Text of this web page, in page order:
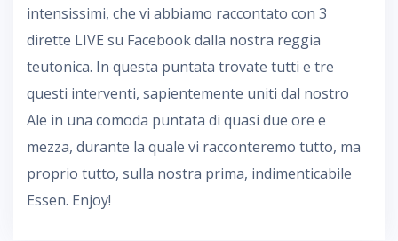
intensissimi, che vi abbiamo raccontato con 3
dirette LIVE su Facebook dalla nostra reggia
teutonica. In questa puntata trovate tutti e tre
questi interventi, sapientemente uniti dal nostro
Ale in una comoda puntata di quasi due ore e
mezza, durante la quale vi racconteremo tutto, ma
proprio tutto, sulla nostra prima, indimenticabile
Essen. Enjoy!